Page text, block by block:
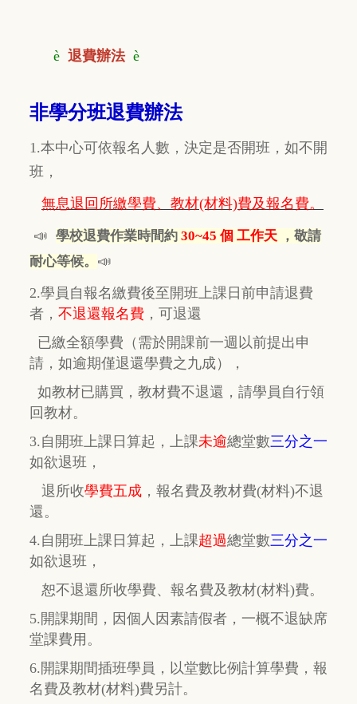
è 退費辦法 è
非學分班退費辦法
1.本中心可依報名人數，決定是否開班，如不開
班，
無息退回所繳學費、教材(材料)費及報名費。
📣 學校退費作業時間約 30~45 個 工作天 ，敬請
耐心等候。 📣
2.學員自報名繳費後至開班上課日前申請退費
者， 不退還報名費 ， 可退還
已繳全額學費 （需於開課前一週以前提出申
請，如逾期僅退還學費之九成），
如教材已購買，教材費不退還， 請學員自行領
回教材。
3.自開班上課日算起，上課未逾總堂數三分之一
如欲退班，
退所收學費五成 ， 報名費及教材費(材料)不退
還。
4.自開班上課日算起，上課超過總堂數三分之一
如欲退班，
恕不退還所收學費、報名費及教材(材料)費。
5.開課期間，因個人因素請假者，一概不退缺席
堂課費用。
6.開課期間插班學員，以堂數比例計算學費，報
名費及教材(材料)費另計。